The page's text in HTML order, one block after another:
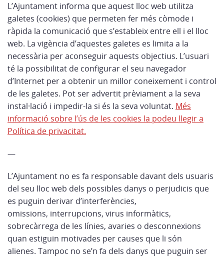
L’Ajuntament informa que aquest lloc web utilitza
galetes (cookies) que permeten fer més còmode i
ràpida la comunicació que s’estableix entre ell i el lloc
web. La vigència d’aquestes galetes es limita a la
necessària per aconseguir aquests objectius. L’usuari
té la possibilitat de configurar el seu navegador
d’Internet per a obtenir un millor coneixement i control
de les galetes. Pot ser advertit prèviament a la seva
instal·lació i impedir-la si és la seva voluntat. Més
informació sobre l’ús de les cookies la podeu llegir a
Política de privacitat.
—
L’Ajuntament no es fa responsable davant dels usuaris
del seu lloc web dels possibles danys o perjudicis que
es puguin derivar d’interferències,
omissions, interrupcions, virus informàtics,
sobrecàrrega de les línies, avaries o desconnexions
quan estiguin motivades per causes que li són
alienes. Tampoc no se’n fa dels danys que puguin ser